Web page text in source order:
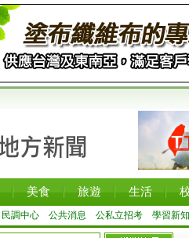
美食 旅遊 生活
民調中心 公共消息 公私立招考 學習新知